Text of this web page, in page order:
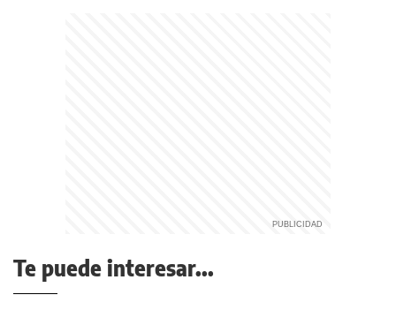
Te puede interesar...